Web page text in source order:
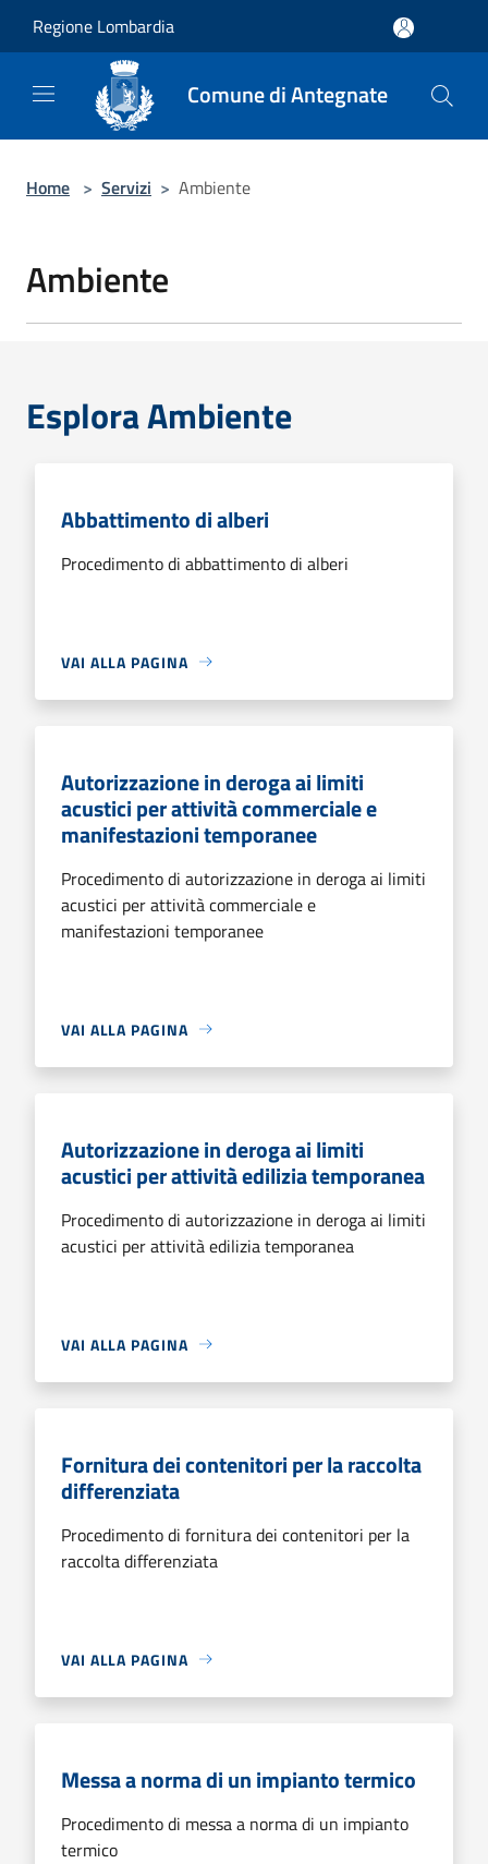
Regione Lombardia
Comune di Antegnate
Home > Servizi > Ambiente
Ambiente
Esplora Ambiente
Abbattimento di alberi
Procedimento di abbattimento di alberi
VAI ALLA PAGINA
Autorizzazione in deroga ai limiti
acustici per attività commerciale e
manifestazioni temporanee
Procedimento di autorizzazione in deroga ai limiti
acustici per attività commerciale e
manifestazioni temporanee
VAI ALLA PAGINA
Autorizzazione in deroga ai limiti
acustici per attività edilizia temporanea
Procedimento di autorizzazione in deroga ai limiti
acustici per attività edilizia temporanea
VAI ALLA PAGINA
Fornitura dei contenitori per la raccolta
differenziata
Procedimento di fornitura dei contenitori per la
raccolta differenziata
VAI ALLA PAGINA
Messa a norma di un impianto termico
Procedimento di messa a norma di un impianto
termico